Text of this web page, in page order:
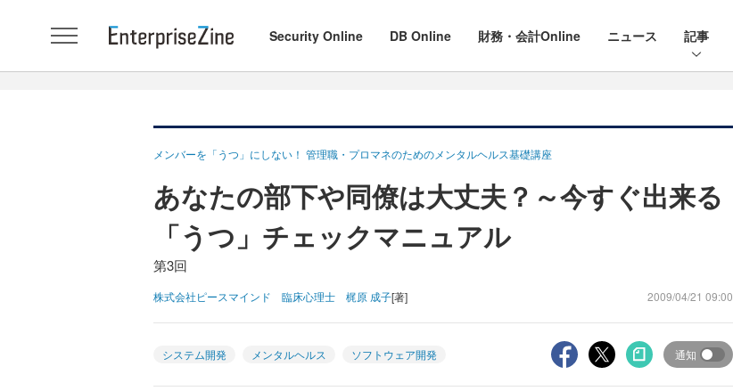
Security Online DB Online 財務・会計Online ニュース 記事
メンバーを「うつ」にしない！ 管理職・プロマネのためのメンタルヘルス基礎講座
あなたの部下や同僚は大丈夫？～今すぐ出来る
「うつ」チェックマニュアル
第3回
株式会社ピースマインド 臨床心理士 梶原 成子[著] 2009/04/21 09:00
システム開発 メンタルヘルス ソフトウェア開発 通知